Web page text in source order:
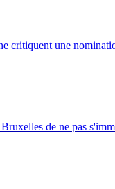
critiquent une
de ne pas